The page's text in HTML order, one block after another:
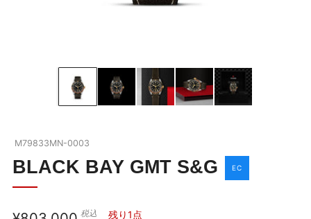
OUR BOUTIQUE
SHOP BLOG
お問い合わせ
ブラックベイを詳しく見る
チューダーウォッチの全商品を見る
M79833MN-0003
BLACK BAY GMT S&G EC
税込 残り1点